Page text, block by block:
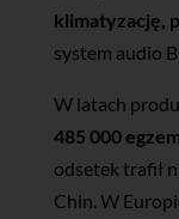
klimatyzację,
system audio
W latach
485 000
odsetek trafił
Chin. W